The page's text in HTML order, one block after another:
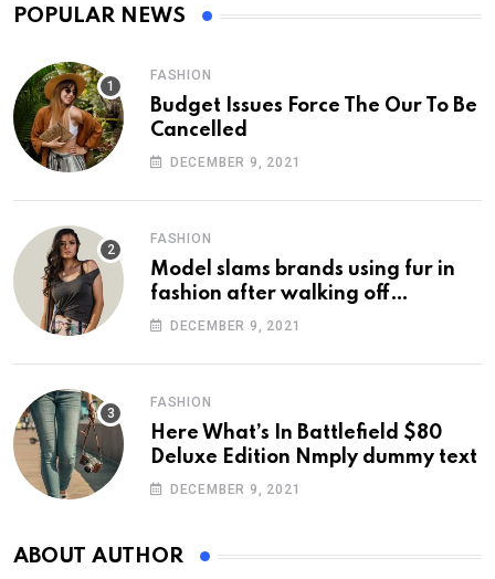
POPULAR NEWS
FASHION
Budget Issues Force The Our To Be
Cancelled
DECEMBER 9, 2021
FASHION
Model slams brands using fur in
fashion after walking off
photoshoot
DECEMBER 9, 2021
FASHION
Here What’s In Battlefield $80
Deluxe Edition Nmply dummy text
DECEMBER 9, 2021
ABOUT AUTHOR